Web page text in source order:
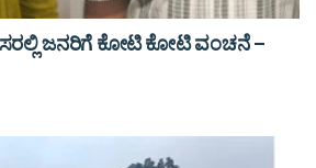
ಜನರಿಗೆ ಕೋಟಿ ಕೋಟಿ ವಂಚನೆ –